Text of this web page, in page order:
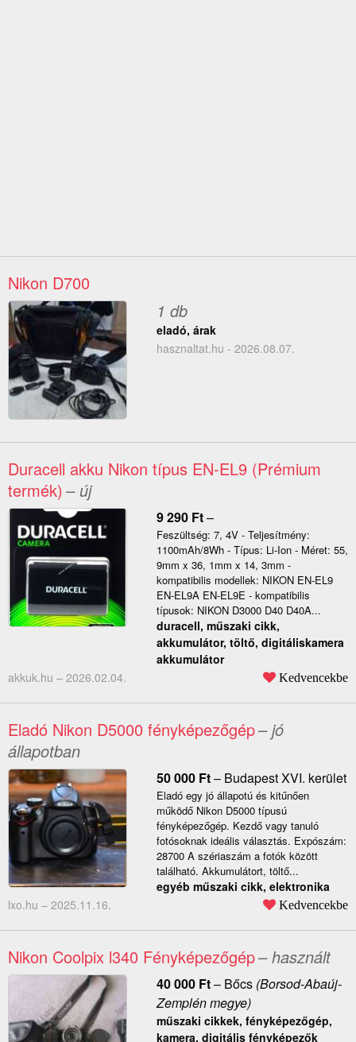
Nikon D700
1 db
eladó, árak
hasznaltat.hu - 2026.08.07.
Duracell akku Nikon típus EN-EL9 (Prémium
termék) – új
9 290 Ft–
Feszültség: 7, 4V - Teljesítmény:
1100mAh/8Wh - Típus: Li-Ion - Méret: 55,
9mm x 36, 1mm x 14, 3mm -
kompatibilis modellek: NIKON EN-EL9
EN-EL9A EN-EL9E - kompatibilis
típusok: NIKON D3000 D40 D40A...
duracell, műszaki cikk,
akkumulátor, töltő, digitáliskamera
akkumulátor
akkuk.hu – 2026.02.04. Kedvencekbe
Eladó Nikon D5000 fényképezőgép– jó
állapotban
50 000 Ft– Budapest XVI. kerület
Eladó egy jó állapotú és kitűnően
működő Nikon D5000 típusú
fényképezőgép. Kezdő vagy tanuló
fotósoknak ideális választás. Expószám:
28700 A szériaszám a fotók között
található. Akkumulátort, töltő...
egyéb műszaki cikk, elektronika
lxo.hu – 2025.11.16. Kedvencekbe
Nikon Coolpix l340 Fényképezőgép– használt
40 000 Ft– Bőcs(Borsod-Abaúj-
Zemplén megye)
műszaki cikkek, fényképezőgép,
kamera, digitális fényképezők